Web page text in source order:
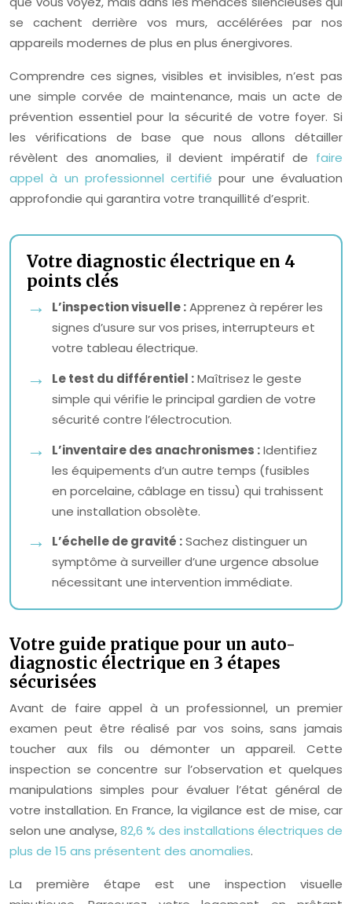
se cachent derrière vos murs, accélérées par nos
appareils modernes de plus en plus énergivores.
Comprendre ces signes, visibles et invisibles, n’est pas
une simple corvée de maintenance, mais un acte de
prévention essentiel pour la sécurité de votre foyer. Si
les vérifications de base que nous allons détailler
révèlent des anomalies, il devient impératif de faire
appel à un professionnel certifié pour une évaluation
approfondie qui garantira votre tranquillité d’esprit.
Votre diagnostic électrique en 4
points clés
L’inspection visuelle :Apprenez à repérer les
signes d’usure sur vos prises, interrupteurs et
votre tableau électrique.
Le test du différentiel :Maîtrisez le geste
simple qui vérifie le principal gardien de votre
sécurité contre l’électrocution.
L’inventaire des anachronismes :Identifiez
les équipements d’un autre temps (fusibles
en porcelaine, câblage en tissu) qui trahissent
une installation obsolète.
L’échelle de gravité :Sachez distinguer un
symptôme à surveiller d’une urgence absolue
nécessitant une intervention immédiate.
Votre guide pratique pour un auto-
diagnostic électrique en 3 étapes
sécurisées
Avant de faire appel à un professionnel, un premier
examen peut être réalisé par vos soins, sans jamais
toucher aux fils ou démonter un appareil. Cette
inspection se concentre sur l’observation et quelques
manipulations simples pour évaluer l’état général de
votre installation. En France, la vigilance est de mise, car
selon une analyse,82,6 % des installations électriques de
plus de 15 ans présentent des anomalies.
La première étape est une inspection visuelle